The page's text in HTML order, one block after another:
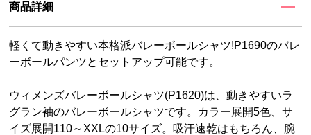
商品詳細
軽くて動きやすい本格派バレーボールシャツ!P1690のバレ
ーボールパンツとセットアップ可能です。
ウィメンズバレーボールシャツ(P1620)は、動きやすいラ
グラン袖のバレーボールシャツです。カラー展開5色、サ
イズ展開110～XXLの10サイズ。吸汗速乾はもちろん、腕